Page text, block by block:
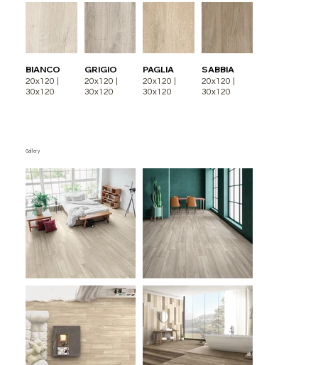
BIANCO
20x120 |
30x120
GRIGIO
20x120 |
30x120
PAGLIA
20x120 |
30x120
SABBIA
20x120 |
30x120
Gallery